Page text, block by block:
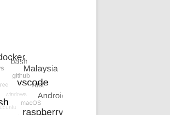
openproject